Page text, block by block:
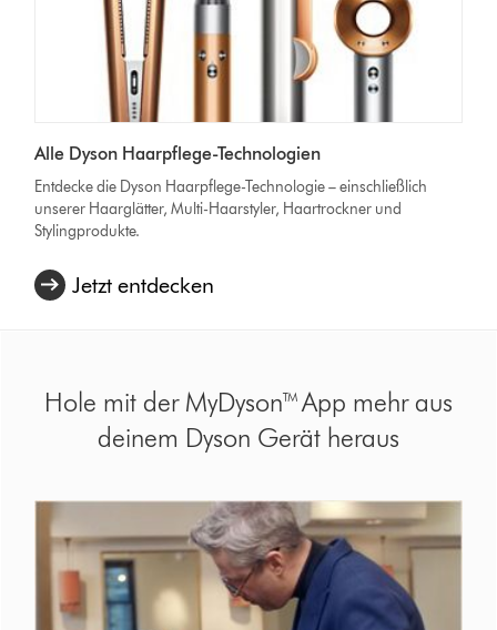
Alle Dyson Haarpflege-Technologien
Entdecke die Dyson Haarpflege-Technologie – einschließlich
unserer Haarglätter, Multi-Haarstyler, Haartrockner und
Stylingprodukte.
Jetzt entdecken
Hole mit der MyDyson™ App mehr aus
deinem Dyson Gerät heraus